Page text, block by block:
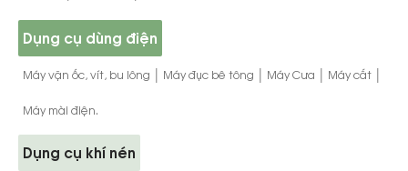
Dụng cụ dùng điện
Máy vặn ốc, vít, bu lông | Máy đục bê tông | Máy Cưa | Máy cắt |
Máy mài điện.
Dụng cụ khí nén